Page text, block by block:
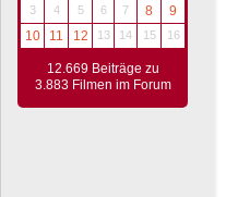
3
4 5 6 7 8
9
10
11 12 13 14 15 16
12.669 Beiträge zu
3.883 Filmen im Forum